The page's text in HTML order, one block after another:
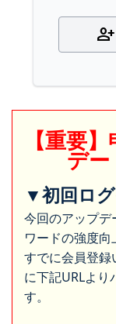
person_add
【重要
デ
▼初回ロ
今回のアップデ
ワードの強度向
すでに会員登
に下記URLより
す。